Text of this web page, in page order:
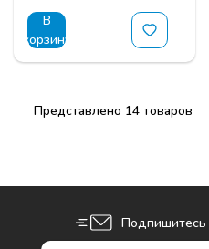
В
корзину
Представлено 14 товаров
Подпишитесь